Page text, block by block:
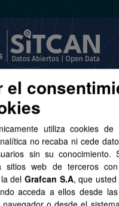
de datos
el
utiliza cookies de
no recaba ni cede
sin su conocimiento.
sitios web de terceros
del Grafcan S.A, que
acceda a ellos desde